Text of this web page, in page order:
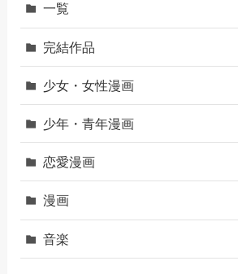
一覧
完結作品
少女・女性漫画
少年・青年漫画
恋愛漫画
漫画
音楽